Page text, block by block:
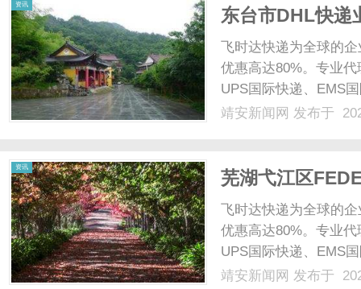
资讯
东台市DHL快递
飞时达快递为全球的
优惠高达80%。专业
UPS国际快递、EMS
业务。飞时达快递国
靖安新闻网 发布于
资讯
芜湖弋江区
快递 FBA头程
飞时达快递为全球的
优惠高达80%。专业
UPS国际快递、EMS
业务。芜湖弋江区
靖安新闻网 发布于